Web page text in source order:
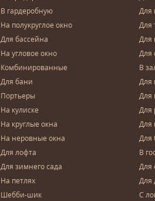
В гардеробную
На полукруглое окно
Для бассейна
На угловое окно
Комбинированные
Для бани
Портьеры
На кулиске
На круглые окна
На неровные окна
Для лофта
Для зимнего сада
На петлях
Шебби-шик
Для
Для
Для
Для
В
Для
Для
Для
Для
Для
В
Для
Для
С